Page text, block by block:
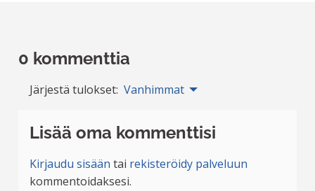
0 kommenttia
Järjestä tulokset: Vanhimmat
Lisää oma kommenttisi
Kirjaudu sisään tai rekisteröidy palveluun
kommentoidaksesi.